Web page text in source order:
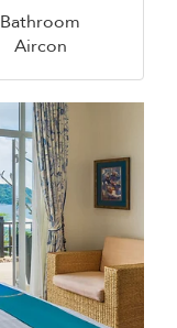
Bathroom
Aircon